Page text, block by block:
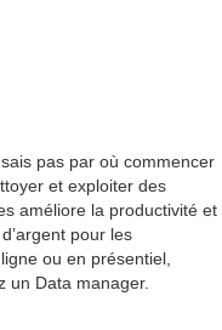
pas par où commencer
et exploiter des
améliore la productivité et
pour les
ou en présentiel,
un Data manager.